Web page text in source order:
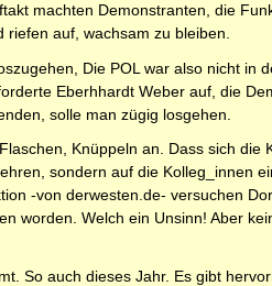
machten Demonstranten, die
auf, wachsam zu bleiben.
Die POL war also nicht in
Eberhhardt Weber auf, die
solle man zügig losgehen.
Knüppeln an. Dass sich die
sondern auf die Kolleg_innen
-von derwesten.de- versuchen
worden. Welch ein Unsinn! Aber
So auch dieses Jahr. Es gibt